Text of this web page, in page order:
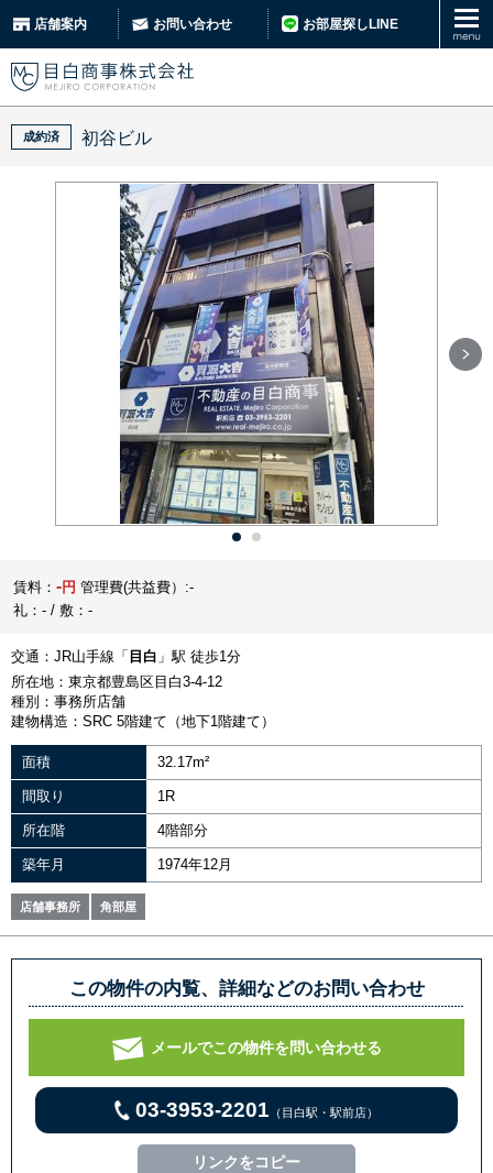
店舗案内 お問い合わせ お部屋探しLINE
成約済 初谷ビル
賃料： -円 管理費(共益費）:-
礼：- / 敷：-
交通：JR山手線「 目白 」駅 徒歩1分
所在地：東京都豊島区目白3-4-12
種別：事務所店舗
建物構造：SRC 5階建て（地下1階建て）
面積 32.17m²
間取り 1R
所在階 4階部分
築年月 1974年12月
店舗事務所 角部屋
この物件の内覧、詳細などのお問い合わせ
メールでこの物件を問い合わせる
03-3953-2201 （目白駅・駅前店）
リンクをコピー